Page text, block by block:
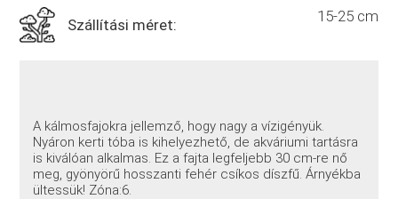
Szállítási méret: 15-25 cm
A kálmosfajokra jellemző, hogy nagy a vízigényük.
Nyáron kerti tóba is kihelyezhető, de akváriumi tartásra
is kiválóan alkalmas. Ez a fajta legfeljebb 30 cm-re nő
meg, gyönyörű hosszanti fehér csíkos díszfű. Árnyékba
ültessük! Zóna:6.